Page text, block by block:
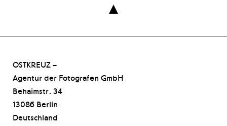

OSTKREUZ –
Agentur der Fotografen GmbH
Behaimstr. 34
13086 Berlin
Deutschland